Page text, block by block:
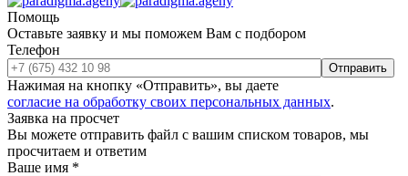
Помощь
Оставьте заявку и мы поможем Вам с подбором
Телефон
Отправить
Нажимая на кнопку «Отправить», вы даете
согласие на обработку своих персональных данных.
Заявка на просчет
Вы можете отправить файл с вашим списком товаров, мы
просчитаем и ответим
Ваше имя *